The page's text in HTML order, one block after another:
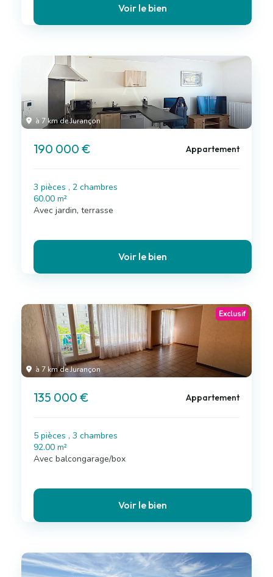
Voir le bien
à 7 km de Jurançon
190 000 € Appartement
3 pièces , 2 chambres
60.00 m²
Avec jardin, terrasse
Voir le bien
à 7 km de Jurançon
Exclusif
135 000 € Appartement
5 pièces , 3 chambres
92.00 m²
Avec balcongarage/box
Voir le bien